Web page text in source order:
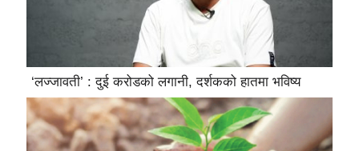
‘लज्जावती’ : दुई करोडको लगानी, दर्शकको हातमा भविष्य